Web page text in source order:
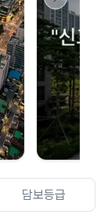
담보등급